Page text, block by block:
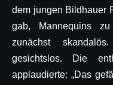
dem jungen Bildhauer
gab, Mannequins
zunächst
gesichtslos. Die
applaudierte: „Das